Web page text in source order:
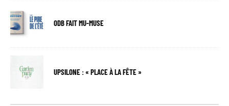
ODB FAIT MU-MUSE
UPSILONE : « PLACE À LA FÊTE »